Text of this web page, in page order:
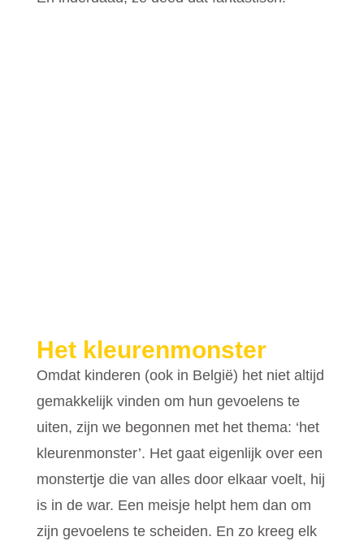
Het kleurenmonster
Omdat kinderen (ook in België) het niet altijd
gemakkelijk vinden om hun gevoelens te
uiten, zijn we begonnen met het thema: ‘het
kleurenmonster’. Het gaat eigenlijk over een
monstertje die van alles door elkaar voelt, hij
is in de war. Een meisje helpt hem dan om
zijn gevoelens te scheiden. En zo kreeg elk